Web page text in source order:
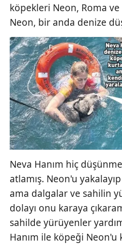
köpekleri Neon, Roma
Neon, bir anda denize
Neva Hanım hiç
atlamış. Neon'u
ama dalgalar ve sahilin
dolayı onu karaya
sahilde yürüyenler
Hanım ile köpeği Neon'u